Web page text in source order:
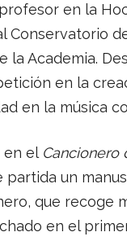
en la
Conservatorio
la Academia.
en la
en la música
en el Cancionero
un
que recoge
en el